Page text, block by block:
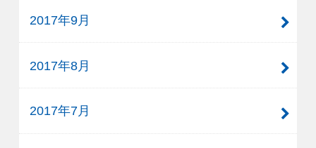
2017年9月
2017年8月
2017年7月